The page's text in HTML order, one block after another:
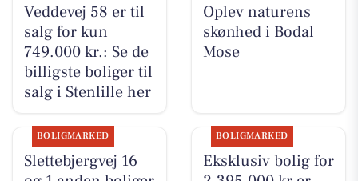
Veddevej 58 er til
salg for kun
749.000 kr.: Se de
billigste boliger til
salg i Stenlille her
Oplev naturens
skønhed i Bodal
Mose
BOLIGMARKED
Slettebjergvej 16
BOLIGMARKED
Eksklusiv bolig for